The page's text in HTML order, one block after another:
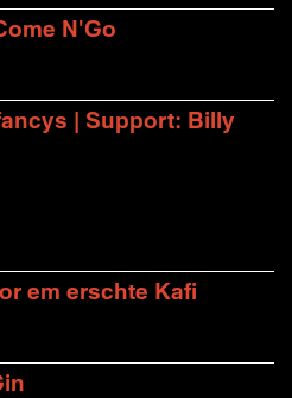
N'Go
| Support: Billy
em erschte Kafi